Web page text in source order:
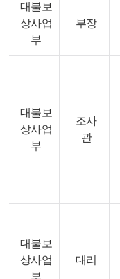
대불보
상사업
부
부장
대불보
상사업
부
조사
관
대불보
상사업
부
대리